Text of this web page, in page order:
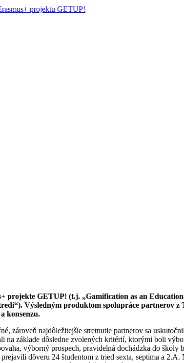
projekte GETUP! (t.j. „Gamification as an
Výsledným produktom spolupráce partnerov
konsenzu.
zároveň najdôležitejšie stretnutie partnerov sa
na základe dôsledne zvolených kritérií, ktorými boli
výborný prospech, pravidelná dochádzka do školy
dôveru 24 študentom z tried sexta, septima a